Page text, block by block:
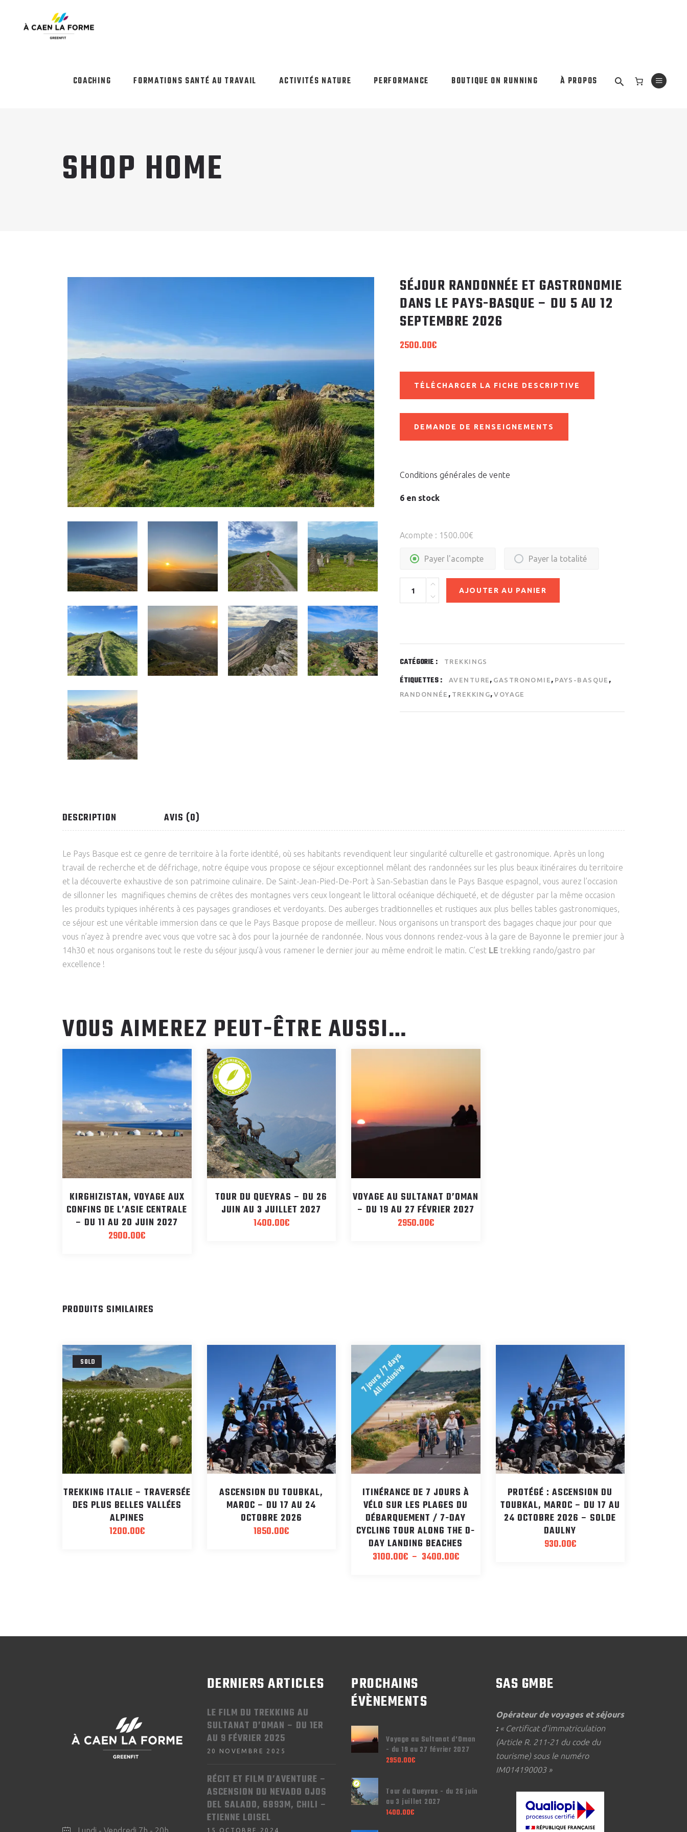
COACHING FORMATIONS SANTÉ AU TRAVAIL ACTIVITÉS NATURE PERFORMANCE BOUTIQUE ON RUNNING À PROPOS
SHOP HOME
SÉJOUR RANDONNÉE ET GASTRONOMIE
DANS LE PAYS-BASQUE – DU 5 AU 12
SEPTEMBRE 2026
2500.00€
TÉLÉCHARGER LA FICHE DESCRIPTIVE
DEMANDE DE RENSEIGNEMENTS
Conditions générales de vente
6 en stock
Acompte : 1500.00€
Payer la totalité
Payer l'acompte
AJOUTER AU PANIER
CATÉGORIE : TREKKINGS
ÉTIQUETTES : AVENTURE , GASTRONOMIE , PAYS-BASQUE ,
RANDONNÉE , TREKKING,VOYAGE
DESCRIPTION AVIS (0)
Le Pays Basque est ce genre de territoire à la forte identité, où ses habitants revendiquent leur singularité culturelle et gastronomique. Après un long
travail de recherche et de défrichage, notre équipe vous propose ce séjour exceptionnel mêlant des randonnées sur les plus beaux itinéraires du territoire
et la découverte exhaustive de son patrimoine culinaire. De Saint-Jean-Pied-De-Port à San-Sebastian dans le Pays Basque espagnol, vous aurez l’occasion
de sillonner les magnifiques chemins de crêtes des montagnes vers ceux longeant le littoral océanique déchiqueté, et de déguster par la même occasion
les produits typiques inhérents à ces paysages grandioses et verdoyants. Des auberges traditionnelles et rustiques aux plus belles tables gastronomiques,
ce séjour est une véritable immersion dans ce que le Pays Basque propose de meilleur. Nous organisons un transport des bagages chaque jour pour que
vous n’ayez à prendre avec vous que votre sac à dos pour la journée de randonnée. Nous vous donnons rendez-vous à la gare de Bayonne le premier jour à
14h30 et nous organisons tout le reste du séjour jusqu’à vous ramener le dernier jour au même endroit le matin. C’est LE trekking rando/gastro par
excellence !
VOUS AIMEREZ PEUT-ÊTRE AUSSI…
KIRGHIZISTAN, VOYAGE AUX
CONFINS DE L’ASIE CENTRALE
– DU 11 AU 20 JUIN 2027
2900.00€
TOUR DU QUEYRAS – DU 26
JUIN AU 3 JUILLET 2027
1400.00€
VOYAGE AU SULTANAT D’OMAN
– DU 19 AU 27 FÉVRIER 2027
2950.00€
PRODUITS SIMILAIRES
SOLD
TREKKING ITALIE – TRAVERSÉE
DES PLUS BELLES VALLÉES
ALPINES
1200.00€
ASCENSION DU TOUBKAL,
MAROC – DU 17 AU 24
OCTOBRE 2026
1850.00€
ITINÉRANCE DE 7 JOURS À
VÉLO SUR LES PLAGES DU
DÉBARQUEMENT / 7-DAY
CYCLING TOUR ALONG THE D-
DAY LANDING BEACHES
3100.00€ – 3400.00€Plage
PROTÉGÉ : ASCENSION DU
TOUBKAL, MAROC – DU 17 AU
24 OCTOBRE 2026 – SOLDE
DAULNY
930.00€
DERNIERS ARTICLES
LE FILM DU TREKKING AU
SULTANAT D’OMAN – DU 1ER
AU 9 FÉVRIER 2025
20 NOVEMBRE 2025
RÉCIT ET FILM D’AVENTURE –
ASCENSION DU NEVADO OJOS
DEL SALADO, 6893M, CHILI –
ETIENNE LOISEL
15 OCTOBRE 2024
PROCHAINS
ÉVÈNEMENTS
Voyage au Sultanat d'Oman
- du 19 au 27 février 2027
2950.00€
Tour du Queyras - du 26 juin
au 3 juillet 2027
1400.00€
SAS GMBE
Opérateur de voyages et séjours
: « Certificat d'immatriculation
(Article R. 211-21 du code du
tourisme) sous le numéro
IM014190003 »